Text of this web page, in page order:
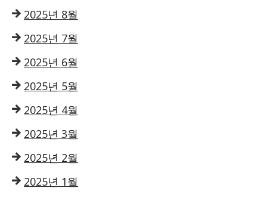
2025년 8월
2025년 7월
2025년 6월
2025년 5월
2025년 4월
2025년 3월
2025년 2월
2025년 1월